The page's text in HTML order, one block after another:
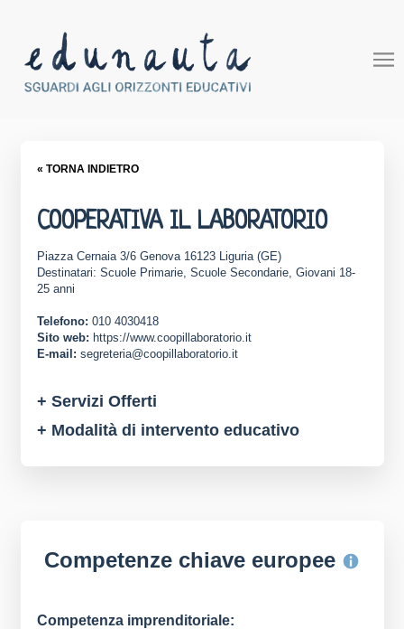
« TORNA INDIETRO
COOPERATIVA IL LABORATORIO
Piazza Cernaia 3/6 Genova 16123 Liguria (GE)
Destinatari: Scuole Primarie, Scuole Secondarie, Giovani 18-
25 anni
Telefono: 010 4030418
Sito web: https://www.coopillaboratorio.it
E-mail: segreteria@coopillaboratorio.it
+ Servizi Offerti
+ Modalità di intervento educativo
Competenze chiave europee
Competenza imprenditoriale: